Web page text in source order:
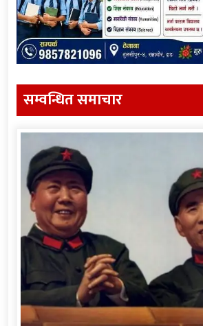
सम्वन्धित समाचार